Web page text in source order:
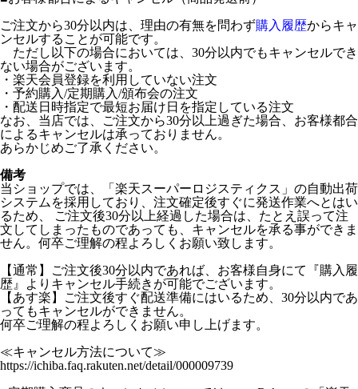
ご注文から30分以内は、理由の有無を問わず購入履歴からキャ
ンセルすることが可能です。
ただし以下の場合においては、30分以内でもキャンセルでき
ない場合がございます。
・楽天会員登録を利用していない注文
・予約購入/定期購入/頒布会の注文
・配送日時指定で最短お届け日を指定している注文
なお、当店では、ご注文から30分以上過ぎた場合、お客様都合
によるキャンセルは承っておりません。
あらかじめご了承ください。
備考
当ショップでは、「楽天スーパーロジスティクス」の自動出荷
システムを採用しており、注文確定後すぐに発送作業へとはい
るため、 ご注文後30分以上経過した場合は、たとえ誤って注
文してしまったものであっても、キャンセルを承る事ができま
せん。何卒ご理解の程よろしくお願い致します。
【通常】ご注文後30分以内であれば、お客様自身にて『購入履
歴』よりキャンセル手続きが可能でございます。
【あす楽】ご注文後すぐ配送準備にはいるため、30分以内であ
ってもキャンセルができません。
何卒ご理解の程よろしくお願い申し上げます。
≪キャンセル方法について≫
https://ichiba.faq.rakuten.net/detail/000009739